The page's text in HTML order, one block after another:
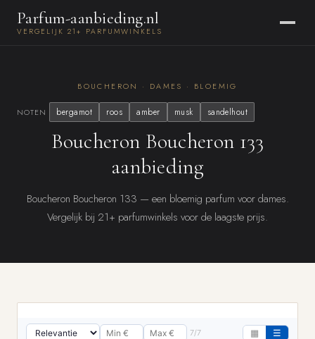
Parfum-aanbieding.nl
VERGELIJK 21+ PARFUMWINKELS
BOUCHERON · DAMES · BLOEMIG
NOTEN bergamot roos amber musk sandelhout
Boucheron Boucheron 133
aanbieding
Boucheron Boucheron 133 — een bloemig parfum voor dames.
Vergelijk bij 21+ parfumwinkels voor de laagste prijs.
7/7 ▦ ☰